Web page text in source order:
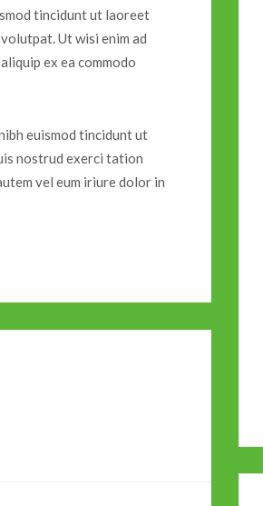
tincidunt ut laoreet
Ut wisi enim ad
ex ea commodo
euismod tincidunt ut
nostrud exerci tation
vel eum iriure dolor in